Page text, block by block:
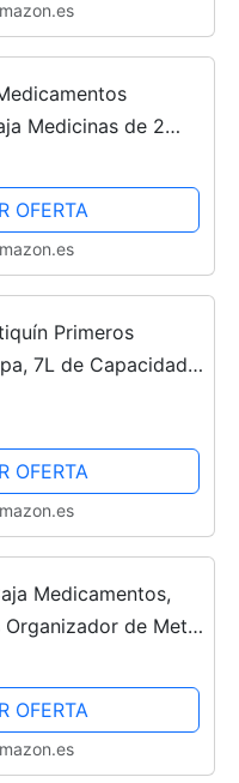
Medicinas de 2
de
Botiquín para
OFERTA
Primeros
7L de Capacidad,
de BPA. Medidas 25
OFERTA
Medicamentos,
Organizador de Metal
Botiquin Vacia con
OFERTA